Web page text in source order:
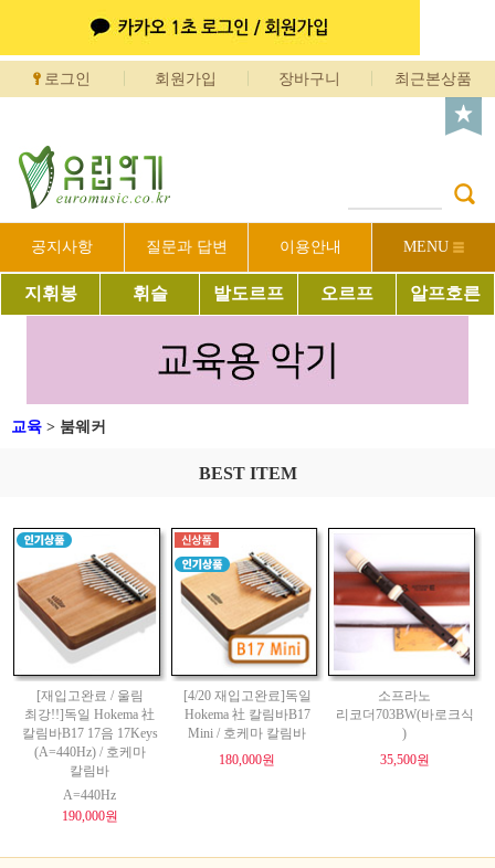
로그인 회원가입 장바구니 최근본상품
공지사항 질문과 답변 이용안내 MENU
지휘봉 휘슬 발도르프 오르프 알프호른
교육 > 붐웨커
BEST ITEM
[재입고완료 / 울림
최강!!]독일 Hokema 社
칼림바B17 17음 17Keys
(A=440Hz) / 호케마
칼림바
A=440Hz
190,000원
[4/20 재입고완료]독일
Hokema 社 칼림바B17
Mini / 호케마 칼림바
180,000원
소프라노
리코더703BW(바로크식
)
35,500원